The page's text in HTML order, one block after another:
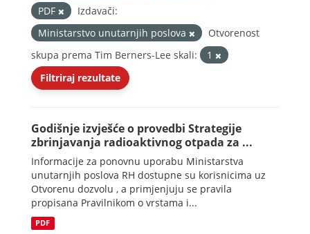
PDF
Izdavači:
Ministarstvo unutarnjih poslova
Otvorenost
skupa prema Tim Berners-Lee skali:
1
Filtriraj rezultate
Godišnje izvješće o provedbi Strategije
zbrinjavanja radioaktivnog otpada za ...
Informacije za ponovnu uporabu Ministarstva
unutarnjih poslova RH dostupne su korisnicima uz
Otvorenu dozvolu , a primjenjuju se pravila
propisana Pravilnikom o vrstama i...
PDF